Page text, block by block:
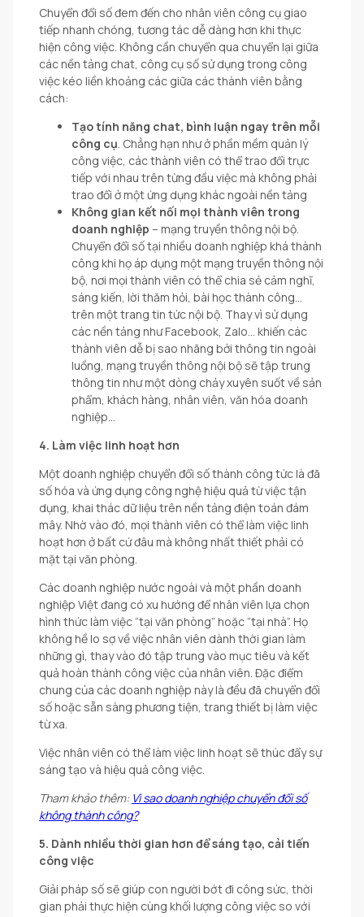
Chuyển đổi số đem đến cho nhân viên công cụ giao
tiếp nhanh chóng, tương tác dễ dàng hơn khi thực
hiện công việc. Không cần chuyển qua chuyển lại giữa
các nền tảng chat, công cụ số sử dụng trong công
việc kéo liền khoảng các giữa các thành viên bằng
cách:
Tạo tính năng chat, bình luận ngay trên mỗi
công cụ. Chẳng hạn như ở phần mềm quản lý
công việc, các thành viên có thể trao đổi trực
tiếp với nhau trên từng đầu việc mà không phải
trao đổi ở một ứng dụng khác ngoài nền tảng
Không gian kết nối mọi thành viên trong
doanh nghiệp – mạng truyền thông nội bộ.
Chuyển đổi số tại nhiều doanh nghiệp khá thành
công khi họ áp dụng một mạng truyền thông nội
bộ, nơi mọi thành viên có thể chia sẻ cảm nghĩ,
sáng kiến, lời thăm hỏi, bài học thành công…
trên một trang tin tức nội bộ. Thay vì sử dụng
các nền tảng như Facebook, Zalo… khiến các
thành viên dễ bị sao nhãng bởi thông tin ngoài
luồng, mạng truyền thông nội bộ sẽ tập trung
thông tin như một dòng chảy xuyên suốt về sản
phẩm, khách hàng, nhân viên, văn hóa doanh
nghiệp…
4. Làm việc linh hoạt hơn
Một doanh nghiệp chuyển đổi số thành công tức là đã
số hóa và ứng dụng công nghệ hiệu quả từ việc tận
dụng, khai thác dữ liệu trên nền tảng điện toán đám
mây. Nhờ vào đó, mọi thành viên có thể làm việc linh
hoạt hơn ở bất cứ đâu mà không nhất thiết phải có
mặt tại văn phòng.
Các doanh nghiệp nước ngoài và một phần doanh
nghiệp Việt đang có xu hướng để nhân viên lựa chọn
hình thức làm việc “tại văn phòng” hoặc “tại nhà”. Họ
không hề lo sợ về việc nhân viên dành thời gian làm
những gì, thay vào đó tập trung vào mục tiêu và kết
quả hoàn thành công việc của nhân viên. Đặc điểm
chung của các doanh nghiệp này là đều đã chuyển đổi
số hoặc sẵn sàng phương tiện, trang thiết bị làm việc
từ xa.
Việc nhân viên có thể làm việc linh hoạt sẽ thúc đẩy sự
sáng tạo và hiệu quả công việc.
Tham khảo thêm: Vì sao doanh nghiệp chuyển đổi số
không thành công?
5. Dành nhiều thời gian hơn để sáng tạo, cải tiến
công việc
Giải pháp số sẽ giúp con người bớt đi công sức, thời
gian phải thực hiện cùng khối lượng công việc so với